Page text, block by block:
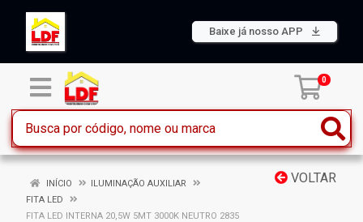
Baixe já nosso APP
0
VOLTAR
INÍCIO
ILUMINAÇÃO AUXILIAR
FITA LED
FITA LED INTERNA 20,5W 5MT 3000K NEUTRO 2835